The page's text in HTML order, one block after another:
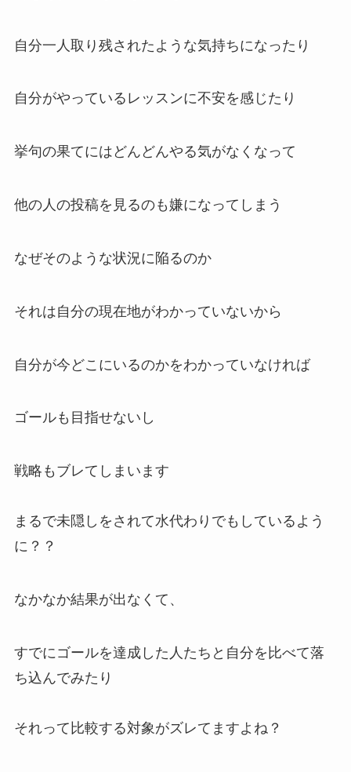
自分一人取り残されたような気持ちになったり
自分がやっているレッスンに不安を感じたり
挙句の果てにはどんどんやる気がなくなって
他の人の投稿を見るのも嫌になってしまう
なぜそのような状況に陥るのか
それは自分の現在地がわかっていないから
自分が今どこにいるのかをわかっていなければ
ゴールも目指せないし
戦略もブレてしまいます
まるで未隠しをされて水代わりでもしているよう
に？？
なかなか結果が出なくて、
すでにゴールを達成した人たちと自分を比べて落
ち込んでみたり
それって比較する対象がズレてますよね？